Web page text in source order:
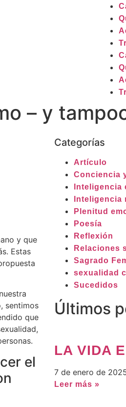
– y
y que
Estas
sentimos
que
el
Categorías
Artículo
Conciencia
Inteligencia
Inteligencia
Plenitud
Poesía
Reflexión
Relaciones
Sagrado
sexualidad
Sucedidos
Últimos
LA VIDA
7 de enero de
Leer más »